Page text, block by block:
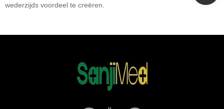
wederzijds voordeel te creëren.